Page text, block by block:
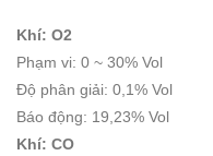
Khí: O2
Phạm vi: 0 ~ 30% Vol
Độ phân giải: 0,1% Vol
Báo động: 19,23% Vol
Khí: CO